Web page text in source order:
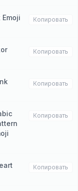
Копировать
Копировать
Копировать
Копировать
Копировать